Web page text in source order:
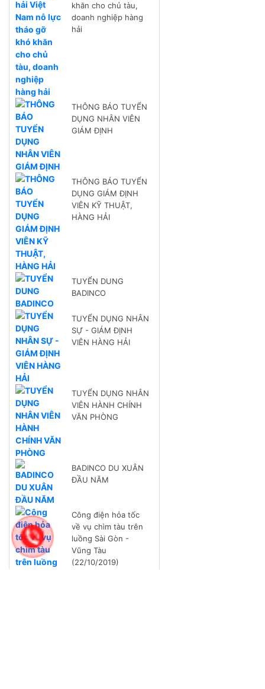
khăn cho chủ tàu,
doanh nghiệp hàng
hải
THÔNG BÁO TUYỂN
DỤNG NHÂN VIÊN
GIÁM ĐỊNH
THÔNG BÁO TUYỂN
DỤNG GIÁM ĐỊNH
VIÊN KỸ THUẬT,
HÀNG HẢI
TUYỂN DUNG
BADINCO
TUYỂN DỤNG NHÂN
SỰ - GIÁM ĐỊNH
VIÊN HÀNG HẢI
TUYỂN DỤNG NHÂN
VIÊN HÀNH CHÍNH
VĂN PHÒNG
BADINCO DU XUÂN
ĐẦU NĂM
Công điện hỏa tốc
về vụ chìm tàu trên
luồng Sài Gòn -
Vũng Tàu
(22/10/2019)